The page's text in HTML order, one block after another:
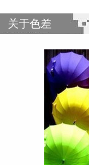
关于色差